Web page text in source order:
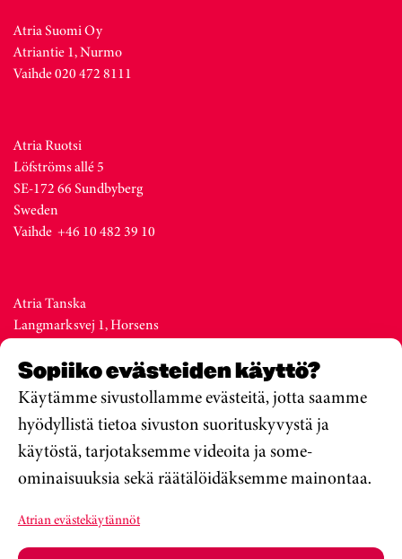
Sopiiko evästeiden käyttö?
Käytämme sivustollamme evästeitä, jotta saamme
hyödyllistä tietoa sivuston suorituskyvystä ja
käytöstä, tarjotaksemme videoita ja some-
ominaisuuksia sekä räätälöidäksemme mainontaa.
Atrian evästekäytännöt
Atria Suomi Oy
Atriantie 1, Nurmo
Vaihde 020 472 8111
Atria Ruotsi
Löfströms allé 5
SE-172 66 Sundbyberg
Sweden
Vaihde +46 10 482 39 10
Atria Tanska
Langmarksvej 1, Horsens
Denmark
Vaihde +45 76 28 25 00
Atria Viro
Metsa str. 19, Valga
Estonia
Vaihde +372 76 79 900